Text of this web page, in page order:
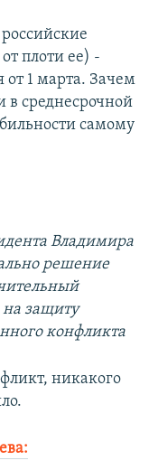
плоти ее) -
1 марта. Зачем
среднесрочной
самому
Владимира
решение
защиту
конфликта
никакого